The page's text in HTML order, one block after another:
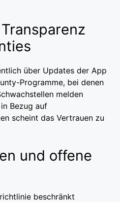
über Updates der App
Programme, bei denen
melden
Bezug auf
scheint das Vertrauen zu
und offene
beschränkt